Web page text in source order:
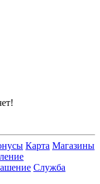
Карта Магазины
Служба